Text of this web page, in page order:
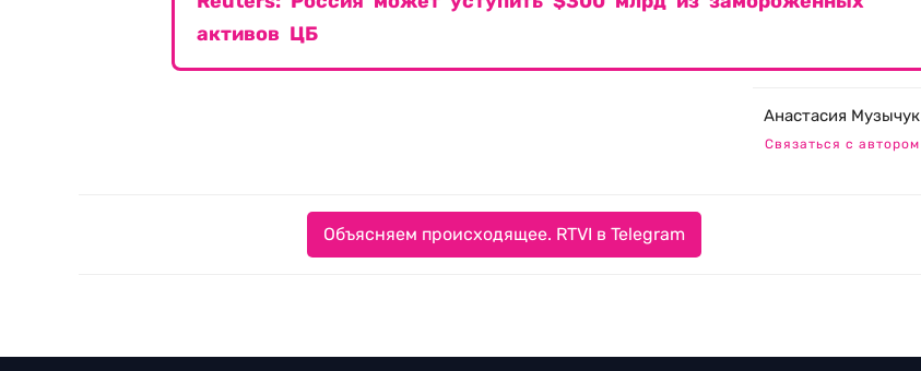
активов ЦБ
Анастасия Музычук
Связаться с автором
Объясняем происходящее. RTVI в Telegram